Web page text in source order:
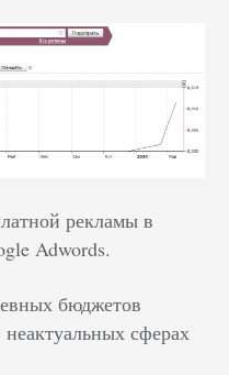
рекламы в
Adwords.
бюджетов
сферах